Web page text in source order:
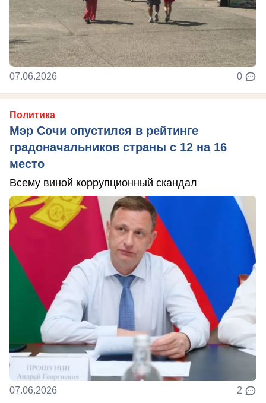
07.06.2026 0
Политика
Мэр Сочи опустился в рейтинге
градоначальников страны с 12 на 16
место
Всему виной коррупционный скандал
07.06.2026 2